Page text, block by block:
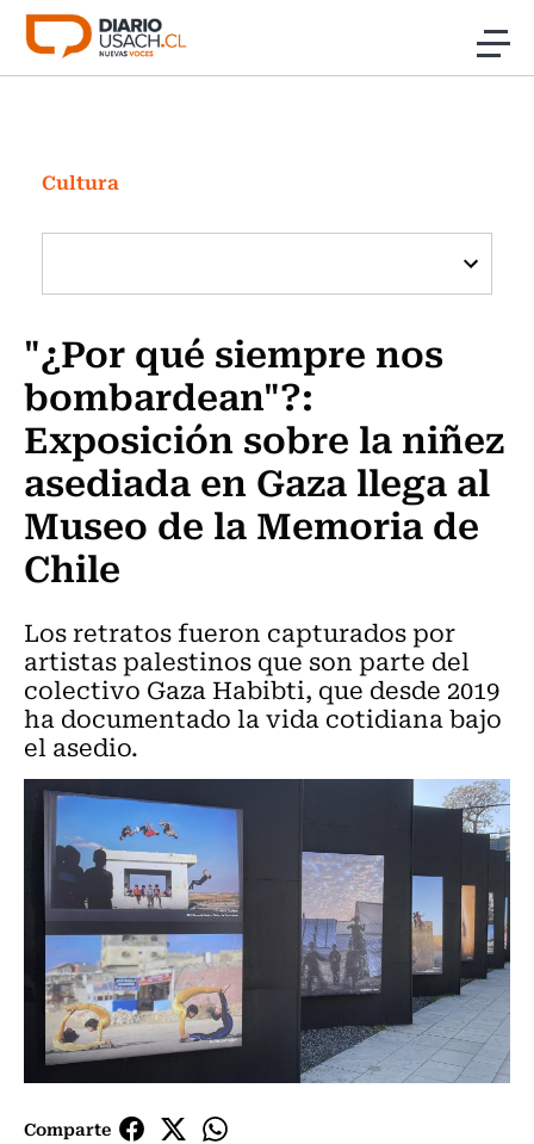
Click acá para ir directamente al contenido
Investigación
Cultura
Programas Radio y TV Usach
Cultura
"¿Por qué siempre nos
bombardean"?:
Exposición sobre la niñez
asediada en Gaza llega al
Museo de la Memoria de
Chile
Los retratos fueron capturados por
artistas palestinos que son parte del
colectivo Gaza Habibti, que desde 2019
ha documentado la vida cotidiana bajo
el asedio.
Comparte